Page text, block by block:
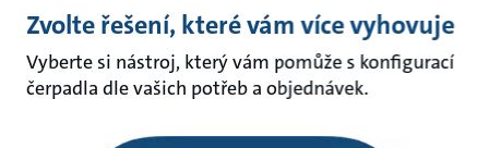
Zvolte řešení, které vám více vyhovuje
Vyberte si nástroj, který vám pomůže s konfigurací
čerpadla dle vašich potřeb a objednávek.